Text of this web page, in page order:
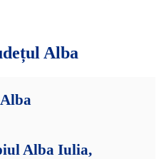
Alba
Alba Iulia,